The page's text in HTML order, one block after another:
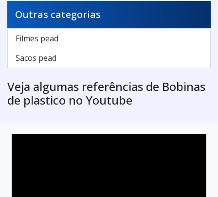
Outras categorias
Filmes pead
Sacos pead
Veja algumas referências de Bobinas
de plastico no Youtube